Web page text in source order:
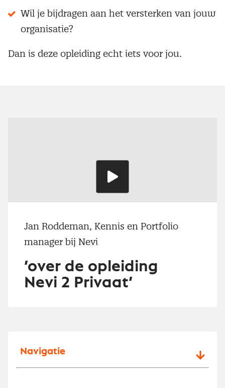
Wil je bijdragen aan het versterken van jouw
organisatie?
Dan is deze opleiding echt iets voor jou.
Speel
video
Jan Roddeman, Kennis en Portfolio
manager bij Nevi
’over de opleiding
Nevi 2 Privaat’
Navigatie